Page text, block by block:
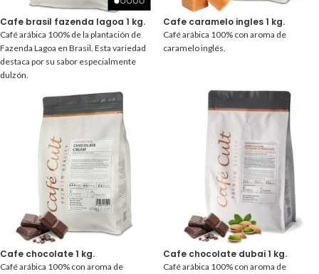
Cafe brasil fazenda lagoa 1 kg.
Café arábica 100% de la plantación de
Fazenda Lagoa en Brasil. Esta variedad
destaca por su sabor especialmente
dulzón.
Cafe caramelo ingles 1 kg.
Café arábica 100% con aroma de
caramelo inglés.
Cafe chocolate 1 kg.
Café arábica 100% con aroma de
Cafe chocolate dubai 1 kg.
Café arábica 100% con aroma de